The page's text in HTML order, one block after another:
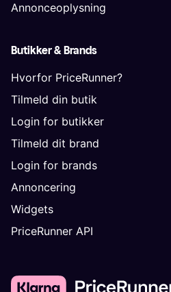
Annonceoplysning
Butikker & Brands
Hvorfor PriceRunner?
Tilmeld din butik
Login for butikker
Tilmeld dit brand
Login for brands
Annoncering
Widgets
PriceRunner API